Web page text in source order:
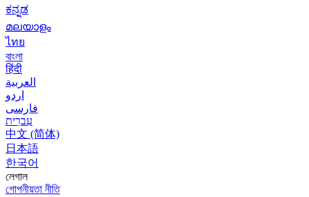
ಕನ್ನಡ
മലയാളം
ไทย
বাংলা
हिंदी
العربية
اردو
فارسی
עִברִית
中文 (简体)
日本語
한국어
লেগাল
গোপনীয়তা নীতি